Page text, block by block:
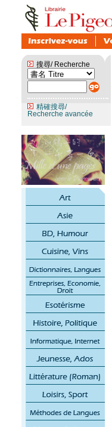
搜尋/ Recherche
精確搜尋/
Recherche avancée